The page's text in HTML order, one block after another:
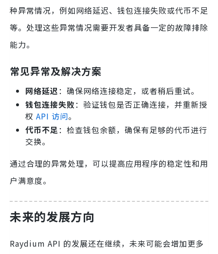
种异常情况，例如网络延迟、钱包连接失败或代币不足
等。处理这些异常情况需要开发者具备一定的故障排除
能力。
常见异常及解决方案
网络延迟：确保网络连接稳定，或者稍后重试。
钱包连接失败：验证钱包是否正确连接，并重新授
权 API 访问。
代币不足：检查钱包余额，确保有足够的代币进行
交换。
通过合理的异常处理，可以提高应用程序的稳定性和用
户满意度。
未来的发展方向
Raydium API 的发展还在继续，未来可能会增加更多